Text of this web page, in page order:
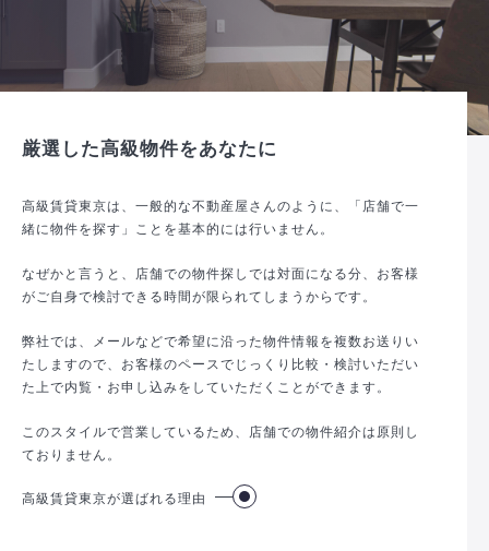
厳選した高級物件をあなたに
高級賃貸東京は、一般的な不動産屋さんのように、「店舗で一
緒に物件を探す」ことを基本的には行いません。
なぜかと言うと、店舗での物件探しでは対面になる分、お客様
がご自身で検討できる時間が限られてしまうからです。
弊社では、メールなどで希望に沿った物件情報を複数お送りい
たしますので、お客様のペースでじっくり比較・検討いただい
た上で内覧・お申し込みをしていただくことができます。
このスタイルで営業しているため、店舗での物件紹介は原則し
ておりません。
高級賃貸東京が選ばれる理由